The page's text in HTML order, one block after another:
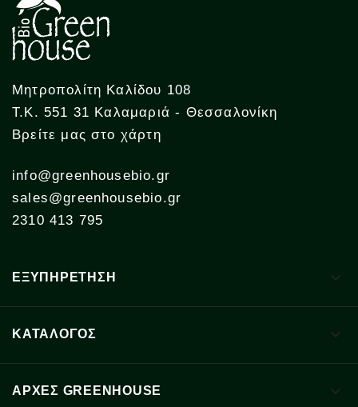
Μητροπολίτη Καλίδου 108
Τ.Κ. 551 31 Καλαμαριά - Θεσσαλονίκη
Βρείτε μας στο χάρτη
info@greenhousebio.gr
sales@greenhousebio.gr
2310 413 795
ΕΞΥΠΗΡΕΤΗΣΗ 
ΚΑΤΑΛΟΓΟΣ 
ΑΡΧΈΣ GREENHOUSE 